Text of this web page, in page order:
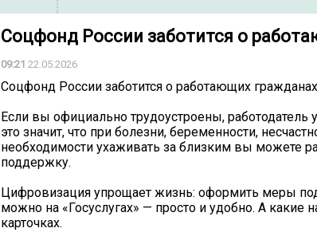
Соцфонд России заботится о
09:21 22.05.2026
Соцфонд России заботится о работающих гражданах️
Если вы официально трудоустроены, работодатель
это значит, что при болезни, беременности,
необходимости ухаживать за близким вы можете
поддержку.
Цифровизация упрощает жизнь: оформить меры
можно на «Госуслугах» — просто и удобно. А
карточках.